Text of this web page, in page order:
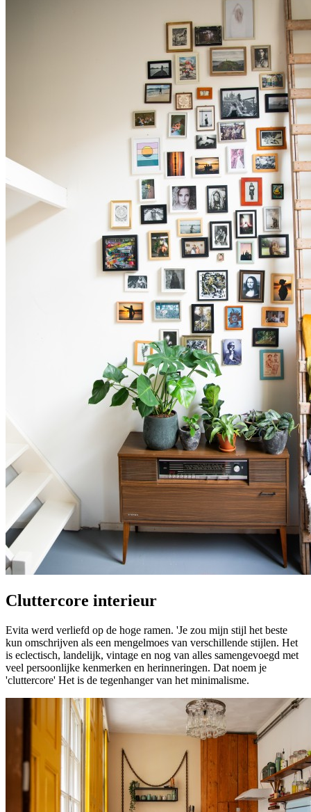
Cluttercore interieur
Evita werd verliefd op de hoge ramen. 'Je zou mijn stijl het beste
kun omschrijven als een mengelmoes van verschillende stijlen. Het
is eclectisch, landelijk, vintage en nog van alles samengevoegd met
veel persoonlijke kenmerken en herinneringen. Dat noem je
'cluttercore' Het is de tegenhanger van het minimalisme.